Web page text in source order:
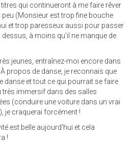
qui continueront à me faire rêver
peu (Monsieur est trop fine bouche
et trop paresseux aussi pour passer
dessus, à moins qu'il ne manque de
jeunes, entraînez-moi encore dans
À propos de danse, je reconnais que
danse et tout ce qui pourrait se faire
très immersif dans des salles
(conduire une voiture dans un vrai
je craquerai forcément !
est belle aujourd'hui et cela
!